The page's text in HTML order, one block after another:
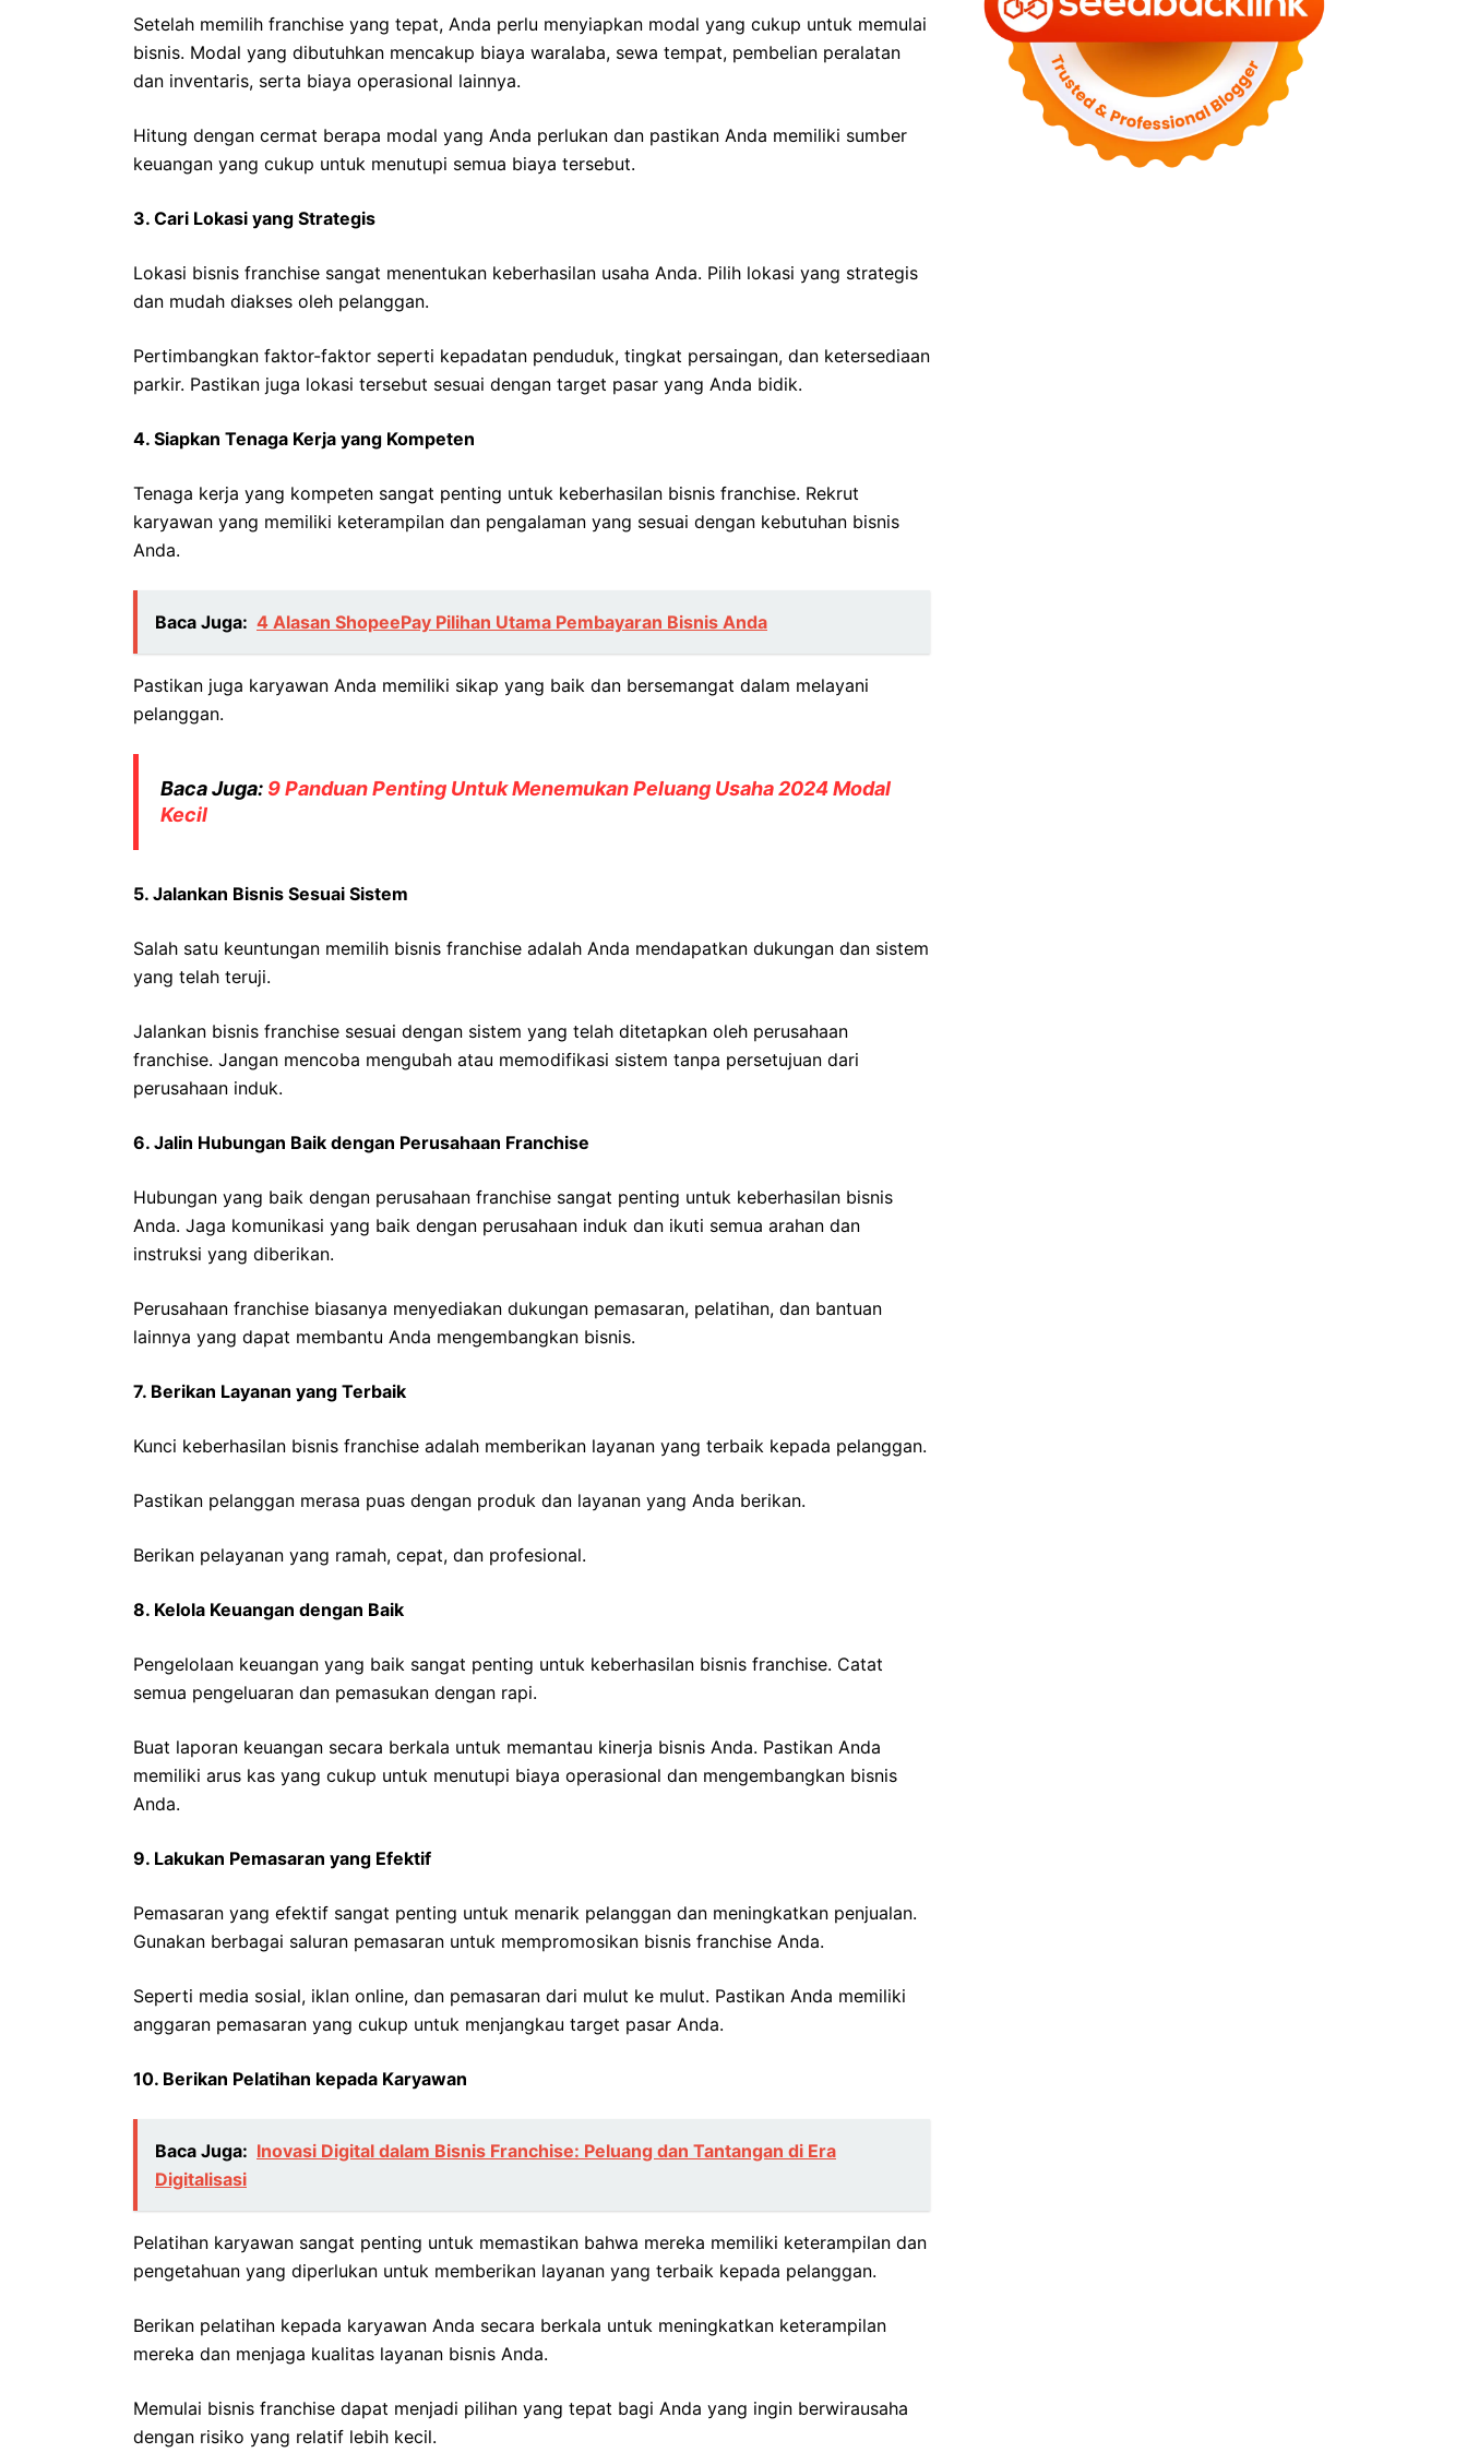
Setelah memilih franchise yang tepat, Anda perlu menyiapkan modal yang cukup untuk memulai
bisnis. Modal yang dibutuhkan mencakup biaya waralaba, sewa tempat, pembelian peralatan
dan inventaris, serta biaya operasional lainnya.
Hitung dengan cermat berapa modal yang Anda perlukan dan pastikan Anda memiliki sumber
keuangan yang cukup untuk menutupi semua biaya tersebut.
3. Cari Lokasi yang Strategis
Lokasi bisnis franchise sangat menentukan keberhasilan usaha Anda. Pilih lokasi yang strategis
dan mudah diakses oleh pelanggan.
Pertimbangkan faktor-faktor seperti kepadatan penduduk, tingkat persaingan, dan ketersediaan
parkir. Pastikan juga lokasi tersebut sesuai dengan target pasar yang Anda bidik.
4. Siapkan Tenaga Kerja yang Kompeten
Tenaga kerja yang kompeten sangat penting untuk keberhasilan bisnis franchise. Rekrut
karyawan yang memiliki keterampilan dan pengalaman yang sesuai dengan kebutuhan bisnis
Anda.
Baca Juga: 4 Alasan ShopeePay Pilihan Utama Pembayaran Bisnis Anda
Pastikan juga karyawan Anda memiliki sikap yang baik dan bersemangat dalam melayani
pelanggan.
Baca Juga: 9 Panduan Penting Untuk Menemukan Peluang Usaha 2024 Modal
Kecil
5. Jalankan Bisnis Sesuai Sistem
Salah satu keuntungan memilih bisnis franchise adalah Anda mendapatkan dukungan dan sistem
yang telah teruji.
Jalankan bisnis franchise sesuai dengan sistem yang telah ditetapkan oleh perusahaan
franchise. Jangan mencoba mengubah atau memodifikasi sistem tanpa persetujuan dari
perusahaan induk.
6. Jalin Hubungan Baik dengan Perusahaan Franchise
Hubungan yang baik dengan perusahaan franchise sangat penting untuk keberhasilan bisnis
Anda. Jaga komunikasi yang baik dengan perusahaan induk dan ikuti semua arahan dan
instruksi yang diberikan.
Perusahaan franchise biasanya menyediakan dukungan pemasaran, pelatihan, dan bantuan
lainnya yang dapat membantu Anda mengembangkan bisnis.
7. Berikan Layanan yang Terbaik
Kunci keberhasilan bisnis franchise adalah memberikan layanan yang terbaik kepada pelanggan.
Pastikan pelanggan merasa puas dengan produk dan layanan yang Anda berikan.
Berikan pelayanan yang ramah, cepat, dan profesional.
8. Kelola Keuangan dengan Baik
Pengelolaan keuangan yang baik sangat penting untuk keberhasilan bisnis franchise. Catat
semua pengeluaran dan pemasukan dengan rapi.
Buat laporan keuangan secara berkala untuk memantau kinerja bisnis Anda. Pastikan Anda
memiliki arus kas yang cukup untuk menutupi biaya operasional dan mengembangkan bisnis
Anda.
9. Lakukan Pemasaran yang Efektif
Pemasaran yang efektif sangat penting untuk menarik pelanggan dan meningkatkan penjualan.
Gunakan berbagai saluran pemasaran untuk mempromosikan bisnis franchise Anda.
Seperti media sosial, iklan online, dan pemasaran dari mulut ke mulut. Pastikan Anda memiliki
anggaran pemasaran yang cukup untuk menjangkau target pasar Anda.
10. Berikan Pelatihan kepada Karyawan
Baca Juga: Inovasi Digital dalam Bisnis Franchise: Peluang dan Tantangan di Era
Digitalisasi
Pelatihan karyawan sangat penting untuk memastikan bahwa mereka memiliki keterampilan dan
pengetahuan yang diperlukan untuk memberikan layanan yang terbaik kepada pelanggan.
Berikan pelatihan kepada karyawan Anda secara berkala untuk meningkatkan keterampilan
mereka dan menjaga kualitas layanan bisnis Anda.
Memulai bisnis franchise dapat menjadi pilihan yang tepat bagi Anda yang ingin berwirausaha
dengan risiko yang relatif lebih kecil.